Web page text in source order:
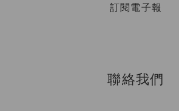
訂閱電子報
聯絡我們